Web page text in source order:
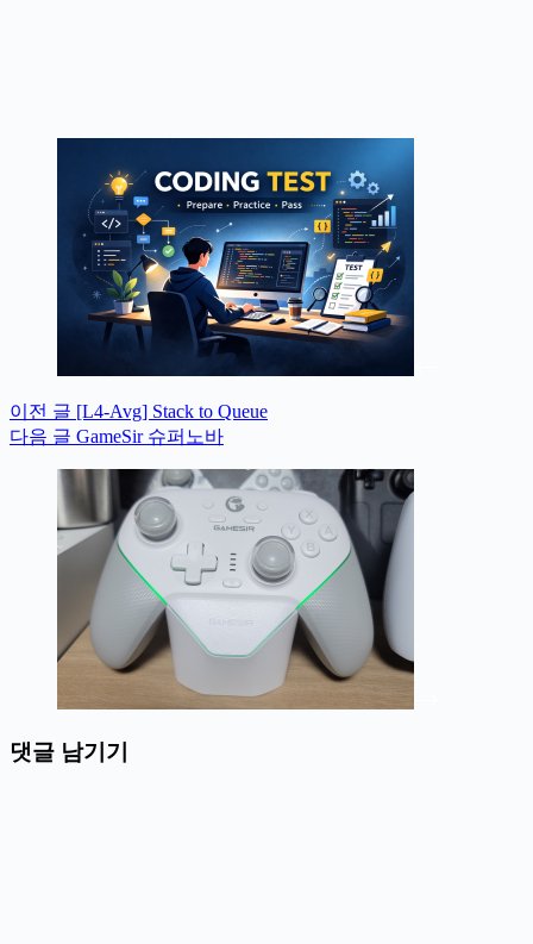
이전 글 [L4-Avg] Stack to Queue
다음 글 GameSir 슈퍼노바
댓글 남기기